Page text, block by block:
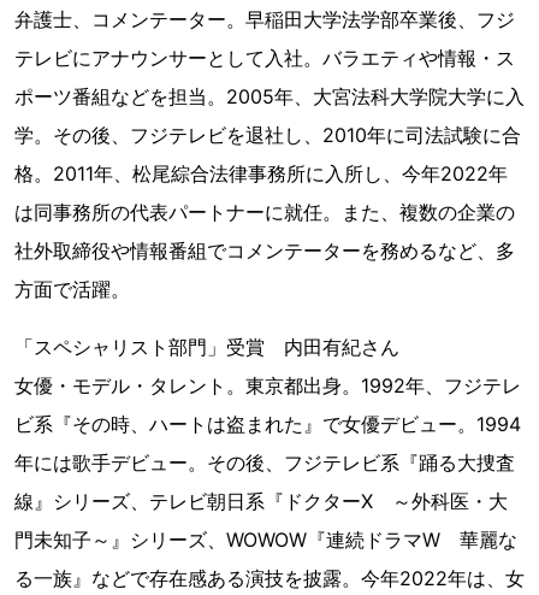
弁護士、コメンテーター。早稲田大学法学部卒業後、フジ
テレビにアナウンサーとして入社。バラエティや情報・ス
ポーツ番組などを担当。2005年、大宮法科大学院大学に入
学。その後、フジテレビを退社し、2010年に司法試験に合
格。2011年、松尾綜合法律事務所に入所し、今年2022年
は同事務所の代表パートナーに就任。また、複数の企業の
社外取締役や情報番組でコメンテーターを務めるなど、多
方面で活躍。
「スペシャリスト部門」受賞 内田有紀さん
女優・モデル・タレント。東京都出身。1992年、フジテレ
ビ系『その時、ハートは盗まれた』で女優デビュー。1994
年には歌手デビュー。その後、フジテレビ系『踊る大捜査
線』シリーズ、テレビ朝日系『ドクターX ～外科医・大
門未知子～』シリーズ、WOWOW『連続ドラマW 華麗な
る一族』などで存在感ある演技を披露。今年2022年は、女